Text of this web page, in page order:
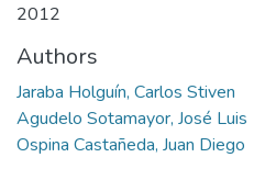
2012
Authors
Jaraba Holguín, Carlos Stiven
Agudelo Sotamayor, José Luis
Ospina Castañeda, Juan Diego